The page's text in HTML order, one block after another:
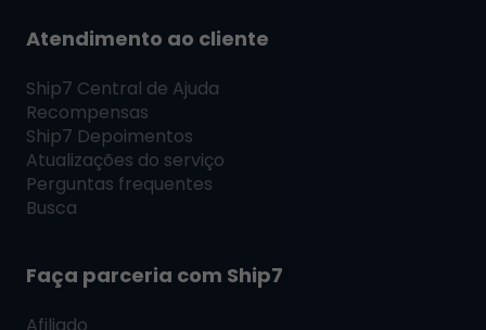
Atendimento ao cliente
Ship7 Central de Ajuda
Recompensas
Ship7 Depoimentos
Atualizações do serviço
Perguntas frequentes
Busca
Faça parceria com Ship7
Afiliado